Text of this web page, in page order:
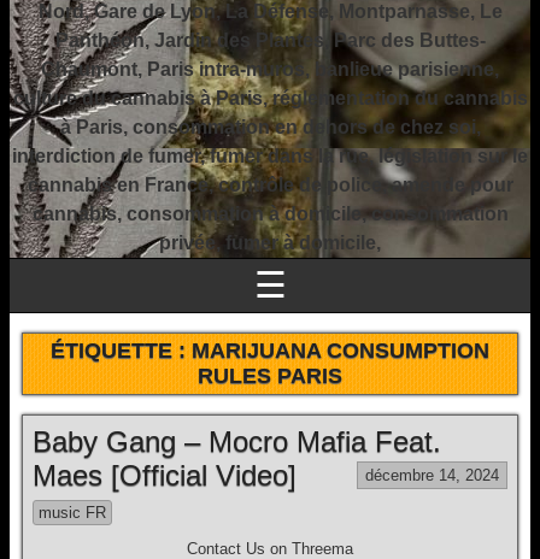
Nord, Gare de Lyon, La Défense, Montparnasse, Le
Panthéon, Jardin des Plantes, Parc des Buttes-
Chaumont, Paris intra-muros, banlieue parisienne,
culture du cannabis à Paris, réglementation du cannabis
à Paris, consommation en dehors de chez soi,
interdiction de fumer, fumer dans la rue, législation sur le
cannabis en France, contrôle de police, amende pour
cannabis, consommation à domicile, consommation
privée, fumer à domicile,
☰
ÉTIQUETTE :MARIJUANA CONSUMPTION
RULES PARIS
Baby Gang – Mocro Mafia Feat.
Maes [Official Video]
décembre 14, 2024
music FR
Contact Us on Threema